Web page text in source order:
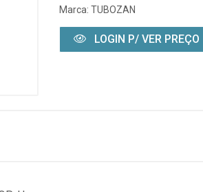
Marca: TUBOZAN
LOGIN P/ VER PREÇO